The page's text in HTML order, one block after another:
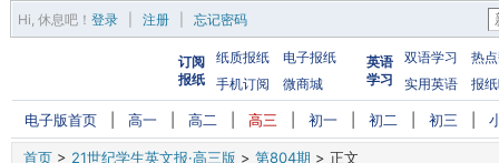
Hi, 休息吧 ！ 登录 注册 忘记密码
订阅
报纸
纸质报纸
电子报纸
手机订阅
微商城
英语
学习
双语学习
热
实用英语
报
电子版首页 高一 高二 高三 初一 初二 初三
首页 > 21世纪学生英文报·高三版 > 第804期 > 正文